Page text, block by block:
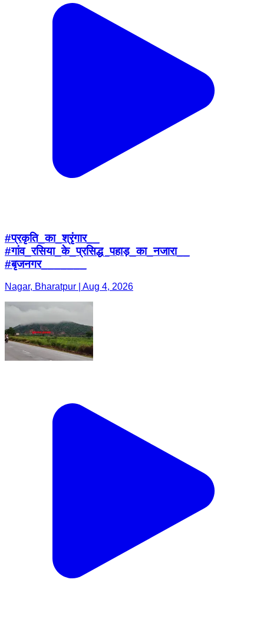
#प्रकृति_का_श्रृंगार__
#गांव_रसिया_के_प्रसिद्ध_पहाड़_का_नजारा__
#बृजनगर_______
Nagar, Bharatpur | Aug 4, 2026